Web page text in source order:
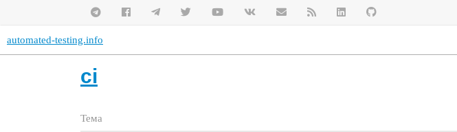
automated-testing.info
ci
Тема